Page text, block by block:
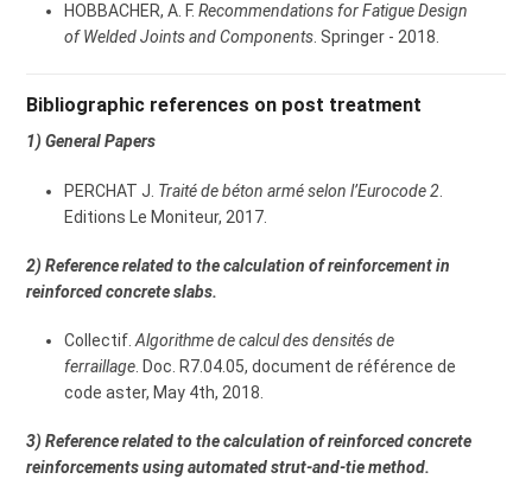
HOBBACHER, A. F. Recommendations for Fatigue Design
of Welded Joints and Components. Springer - 2018.
Bibliographic references on post treatment
1) General Papers
PERCHAT J. Traité de béton armé selon l’Eurocode 2
Editions Le Moniteur, 2017.
2) Reference related to the calculation of reinforcement in
reinforced concrete slabs.
Collectif. Algorithme de calcul des densités de
ferraillage . Doc. R7.04.05, document de référence de
code aster, May 4th, 2018.
3) Reference related to the calculation of reinforced concrete
reinforcements using automated strut-and-tie method.